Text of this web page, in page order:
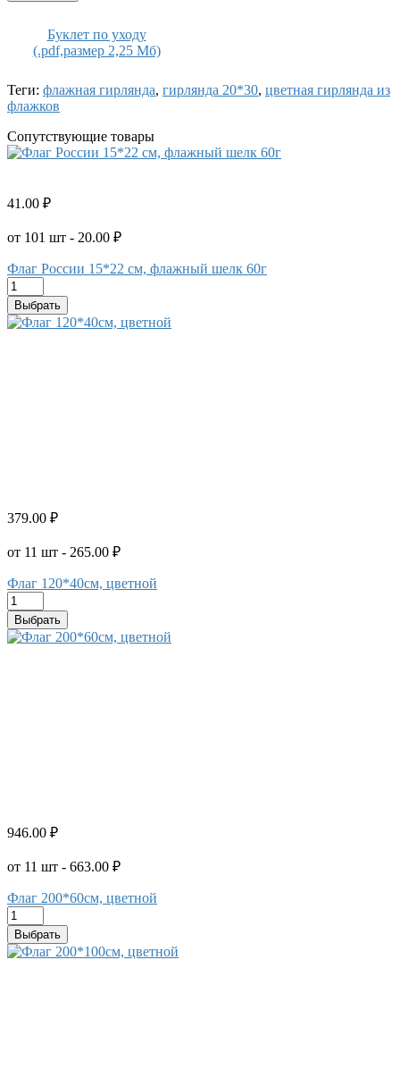
Буклет по уходу
(.pdf,размер 2,25 Мб)
Теги: флажная гирлянда, гирлянда 20*30, цветная гирлянда из
флажков
Сопутствующие товары
41.00 ₽
от 101 шт - 20.00 ₽
Флаг России 15*22 см, флажный шелк 60г
Выбрать
379.00 ₽
от 11 шт - 265.00 ₽
Флаг 120*40см, цветной
Выбрать
946.00 ₽
от 11 шт - 663.00 ₽
Флаг 200*60см, цветной
Выбрать